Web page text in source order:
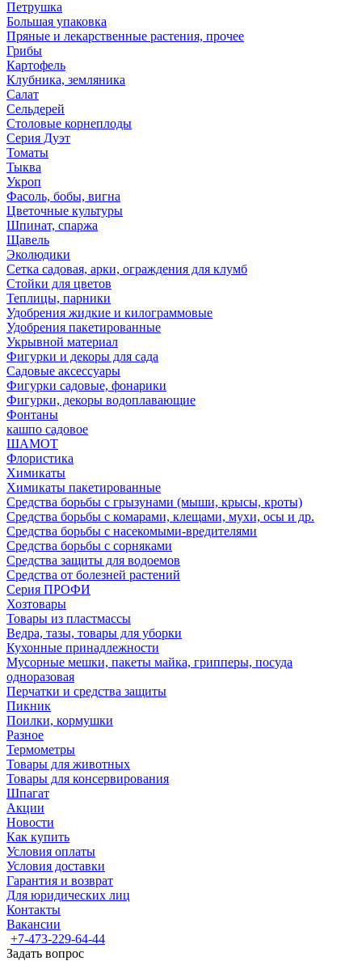
Петрушка
Большая упаковка
Пряные и лекарственные растения, прочее
Грибы
Картофель
Клубника, земляника
Салат
Сельдерей
Столовые корнеплоды
Серия Дуэт
Томаты
Тыква
Укроп
Фасоль, бобы, вигна
Цветочные культуры
Шпинат, спаржа
Щавель
Эколюдики
Сетка садовая, арки, ограждения для клумб
Стойки для цветов
Теплицы, парники
Удобрения жидкие и килограммовые
Удобрения пакетированные
Укрывной материал
Фигурки и декоры для сада
Садовые аксессуары
Фигурки садовые, фонарики
Фигурки, декоры водоплавающие
Фонтаны
кашпо садовое
ШАМОТ
Флористика
Химикаты
Химикаты пакетированные
Средства борьбы с грызунами (мыши, крысы, кроты)
Средства борьбы с комарами, клещами, мухи, осы и др.
Средства борьбы с насекомыми-вредителями
Средства борьбы с сорняками
Средства защиты для водоемов
Средства от болезней растений
Серия ПРОФИ
Хозтовары
Товары из пластмассы
Ведра, тазы, товары для уборки
Кухонные принадлежности
Мусорные мешки, пакеты майка, грипперы, посуда
одноразовая
Перчатки и средства защиты
Пикник
Поилки, кормушки
Разное
Термометры
Товары для животных
Товары для консервирования
Шпагат
Акции
Новости
Как купить
Условия оплаты
Условия доставки
Гарантия и возврат
Для юридических лиц
Контакты
Вакансии
+7-473-229-64-44
Задать вопрос